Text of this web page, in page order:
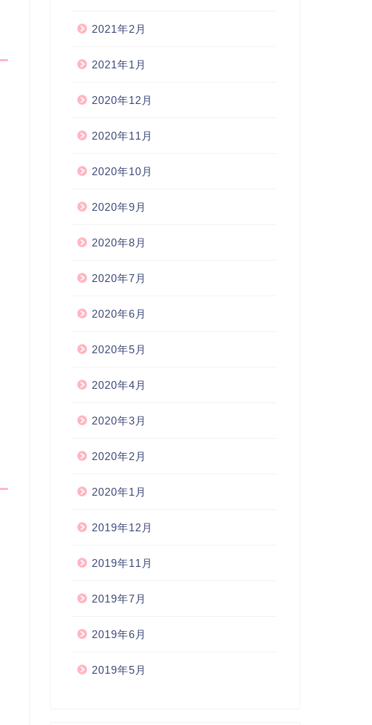
2021年2月
2021年1月
2020年12月
2020年11月
2020年10月
2020年9月
2020年8月
2020年7月
2020年6月
2020年5月
2020年4月
2020年3月
2020年2月
2020年1月
2019年12月
2019年11月
2019年7月
2019年6月
2019年5月